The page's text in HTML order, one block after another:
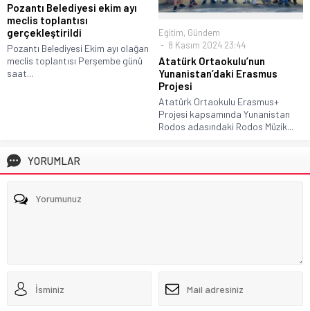
Pozantı Belediyesi ekim ayı
meclis toplantısı
gerçekleştirildi
Pozantı Belediyesi Ekim ayı olağan
meclis toplantısı Perşembe günü
saat...
Eğitim, Gündem
8 Kasım 2024 23:44
Atatürk Ortaokulu’nun
Yunanistan’daki Erasmus
Projesi
Atatürk Ortaokulu Erasmus+
Projesi kapsamında Yunanistan
Rodos adasındaki Rodos Müzik...
YORUMLAR